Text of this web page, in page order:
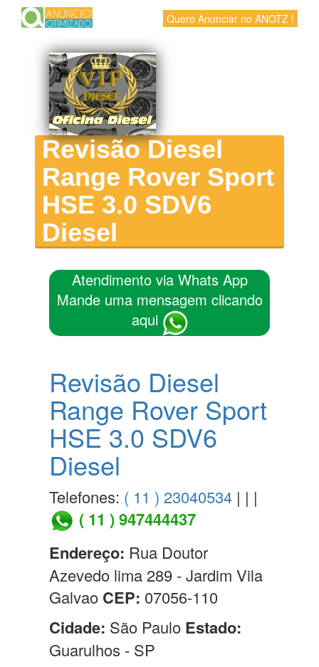
Quero Anunciar no ANOTZ !
Revisão Diesel
Range Rover Sport
HSE 3.0 SDV6
Diesel
Atendimento via Whats App
Mande uma mensagem clicando
aqui
Revisão Diesel
Range Rover Sport
HSE 3.0 SDV6
Diesel
Telefones: ( 11 ) 23040534 | | |
( 11 ) 947444437
Endereço: Rua Doutor
Azevedo lima 289 - Jardim Vila
Galvao CEP: 07056-110
Cidade: São Paulo Estado:
Guarulhos - SP